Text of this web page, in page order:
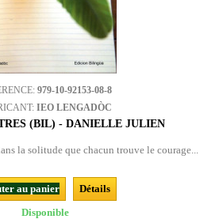
979-10-92153-08-8
IEO LENGADÒC
(BIL) - DANIELLE JULIEN
la solitude que chacun trouve le courage...
au panier
Détails
Disponible